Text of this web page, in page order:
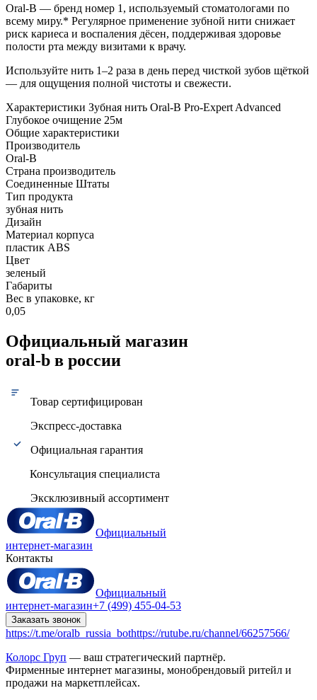
Oral-B — бренд номер 1, используемый стоматологами по
всему миру.* Регулярное применение зубной нити снижает
риск кариеса и воспаления дёсен, поддерживая здоровье
полости рта между визитами к врачу.
Используйте нить 1–2 раза в день перед чисткой зубов щёткой
— для ощущения полной чистоты и свежести.
Характеристики Зубная нить Oral-B Pro-Expert Advanced
Глубокое очищение 25м
Общие характеристики
Производитель
Oral-B
Страна производитель
Соединенные Штаты
Тип продукта
зубная нить
Дизайн
Материал корпуса
пластик ABS
Цвет
зеленый
Габариты
Вес в упаковке, кг
0,05
Официальный магазин
oral-b в россии
Товар сертифицирован
Экспресс-доставка
Официальная гарантия
Консультация специалиста
Эксклюзивный ассортимент
Официальный
интернет-магазин
Контакты
Официальный
интернет-магазин+7 (499) 455-04-53
Заказать звонок
https://t.me/oralb_russia_bothttps://rutube.ru/channel/66257566/
Колорс Груп — ваш стратегический партнёр.
Фирменные интернет магазины, монобрендовый ритейл и
продажи на маркетплейсах.